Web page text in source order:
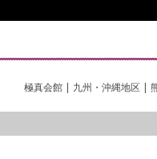
極真会館 | 九州・沖縄地区 |